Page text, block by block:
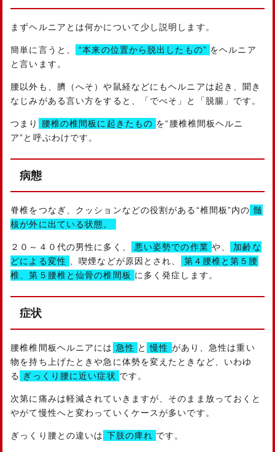
まずヘルニアとは何かについて少し説明します。
簡単に言うと、 “本来の位置から脱出したもの” をヘルニア
と言います。
腰以外も、臍（へそ）や鼠経などにもヘルニアは起き、聞き
なじみがある言い方をすると、「でべそ」と「脱腸」です。
つまり 腰椎の椎間板に起きたもの を“腰椎椎間板ヘルニ
ア”と呼ぶわけです。
病態
脊椎をつなぎ、クッションなどの役割がある“椎間板”内の 髄
核が外に出ている状態。
２０～４０代の男性に多く、 悪い姿勢での作業 や、
加齢な
どによる変性
、喫煙などが原因とされ、
第４腰椎と第５腰
椎、第５腰椎と仙骨の椎間板 に多く発症します。
症状
腰椎椎間板ヘルニアには 急性 と 慢性 があり、急性は重い
物を持ち上げたときや急に体勢を変えたときなど、いわゆ
る
ぎっくり腰に近い症状 です。
次第に痛みは軽減されていきますが、そのまま放っておくと
やがて慢性へと変わっていくケースが多いです。
ぎっくり腰との違いは 下肢の痺れ です。